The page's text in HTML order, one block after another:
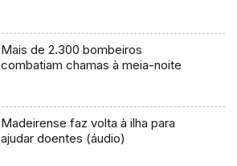
Mais de 2.300 bombeiros
combatiam chamas à meia-noite
Madeirense faz volta à ilha para
ajudar doentes (áudio)